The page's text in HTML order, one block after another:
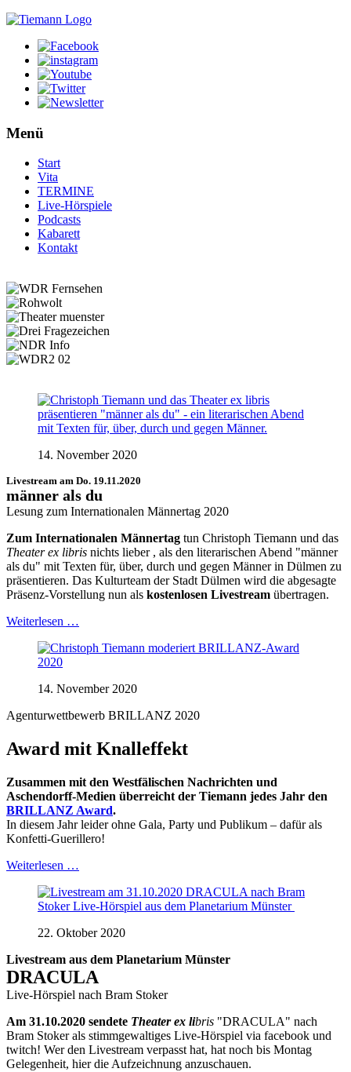
Menü
Start
Vita
TERMINE
Live-Hörspiele
Podcasts
Kabarett
Kontakt
14. November 2020
Livestream am Do. 19.11.2020
männer als du
Lesung zum Internationalen Männertag 2020
Zum Internationalen Männertag tun Christoph Tiemann und das
Theater ex libris nichts lieber , als den literarischen Abend "männer
als du" mit Texten für, über, durch und gegen Männer in Dülmen zu
präsentieren. Das Kulturteam der Stadt Dülmen wird die abgesagte
Präsenz-Vorstellung nun als kostenlosen Livestream übertragen.
Weiterlesen …
14. November 2020
Agenturwettbewerb BRILLANZ 2020
Award mit Knalleffekt
Zusammen mit den Westfälischen Nachrichten und
Aschendorff-Medien überreicht der Tiemann jedes Jahr den
BRILLANZ Award.
In diesem Jahr leider ohne Gala, Party und Publikum – dafür als
Konfetti-Guerillero!
Weiterlesen …
22. Oktober 2020
Livestream aus dem Planetarium Münster
DRACULA
Live-Hörspiel nach Bram Stoker
Am 31.10.2020 sendete Theater ex libris "DRACULA" nach
Bram Stoker als stimmgewaltiges Live-Hörspiel via facebook und
twitch! Wer den Livestream verpasst hat, hat noch bis Montag
Gelegenheit, hier die Aufzeichnung anzuschauen.